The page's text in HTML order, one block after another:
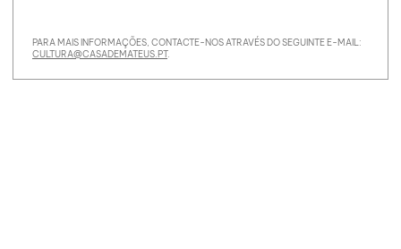
PARA MAIS INFORMAÇÕES, CONTACTE-NOS ATRAVÉS DO SEGUINTE E-MAIL:
CULTURA@CASADEMATEUS.PT.